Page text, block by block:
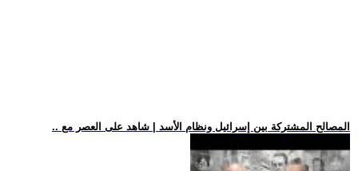
.. المصالح المشتركة بين إسرائيل ونظام الأسد | شاهد على العصر مع